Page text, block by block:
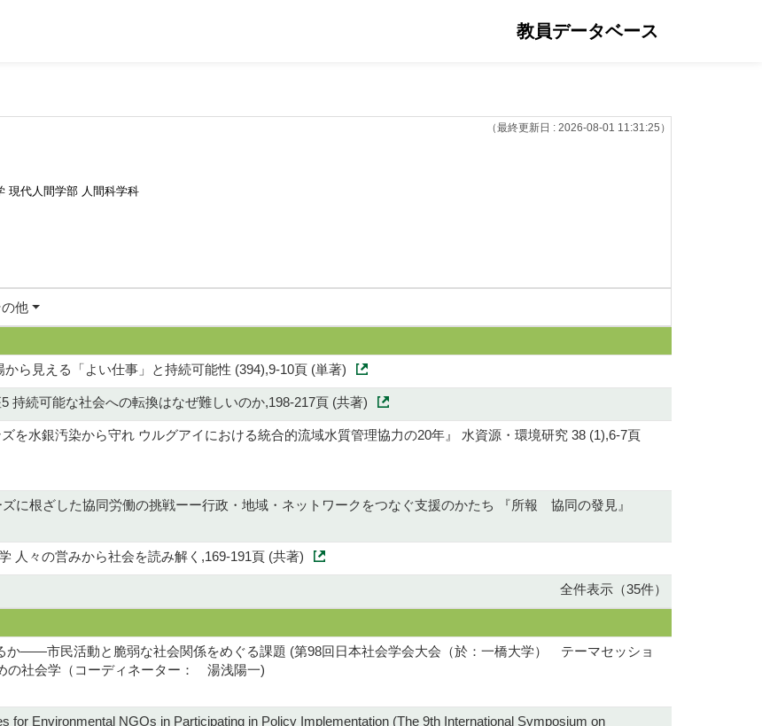
教員データベース
（最終更新日 : 2026-08-01 11:31:25）
現代人間学部 人間科学科
他
ら見える「よい仕事」と持続可能性 (394),9-10頁 (単著)
持続可能な社会への転換はなぜ難しいのか,198-217頁 (共著)
を水銀汚染から守れ ウルグアイにおける統合的流域水質管理協力の20年』 水資源・環境研究 38 (1),6-7頁
に根ざした協同労働の挑戦ーー行政・地域・ネットワークをつなぐ支援のかたち 『所報 協同の發見』
人々の営みから社会を読み解く,169-191頁 (共著)
全件表示（35件）
か——市民活動と脆弱な社会関係をめぐる課題 (第98回日本社会学会大会（於：一橋大学） テーマセッショ
の社会学（コーディネーター： 湯浅陽一)
for Environmental NGOs in Participating in Policy Implementation (The 9th International Symposium on